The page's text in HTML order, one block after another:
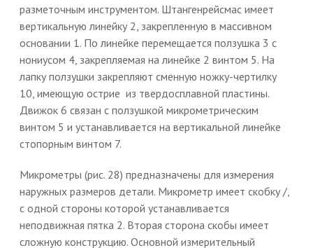
разметочным инструментом. Штангенрейсмас имеет
вертикальную линейку 2, закрепленную в массивном
основании 1. По линейке перемещается ползушка 3 с
нониусом 4, закрепляемая на линейке 2 винтом 5. На
лапку ползушки закрепляют сменную ножку-чертилку
10, имеющую острие из твердосплавной пластины.
Движок 6 связан с ползушкой микрометрическим
винтом 5 и устанавливается на вертикальной линейке
стопорным винтом 7.
Микрометры (рис. 28) предназначены для измерения
наружных размеров детали. Микрометр имеет скобку /,
с одной стороны которой устанавливается
неподвижная пятка 2. Вторая сторона скобы имеет
сложную конструкцию. Основной измерительный